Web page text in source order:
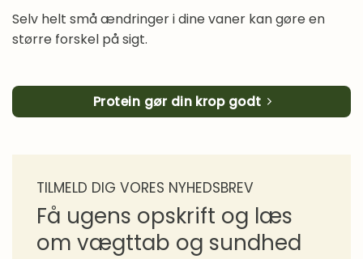
Selv helt små ændringer i dine vaner kan gøre en
større forskel på sigt.
Protein gør din krop godt
TILMELD DIG VORES NYHEDSBREV
Få ugens opskrift og læs
om vægttab og sundhed